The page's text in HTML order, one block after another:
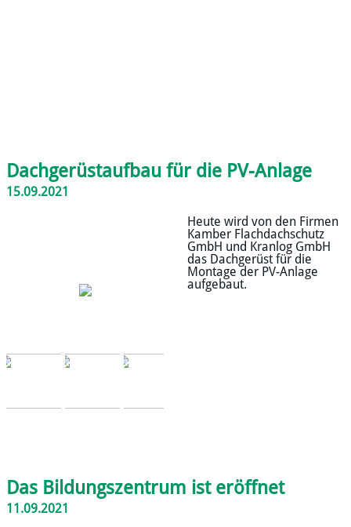
Dachgerüstaufbau für die PV-Anlage
15.09.2021
Heute wird von den Firmen
Kamber Flachdachschutz
GmbH und Kranlog GmbH
das Dachgerüst für die
Montage der PV-Anlage
aufgebaut.
Das Bildungszentrum ist eröffnet
11.09.2021